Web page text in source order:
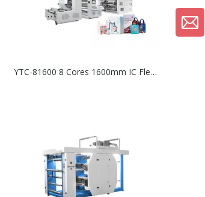
YTC-81600 8 Cores 1600mm IC FlexO Máquina de impressão